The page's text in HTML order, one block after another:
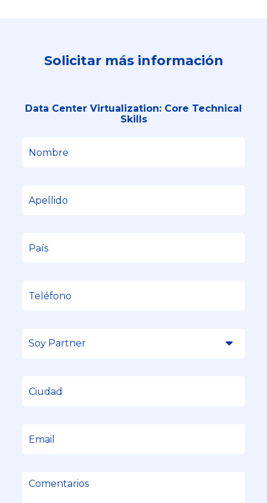
Solicitar más información
Data Center Virtualization: Core Technical
Skills